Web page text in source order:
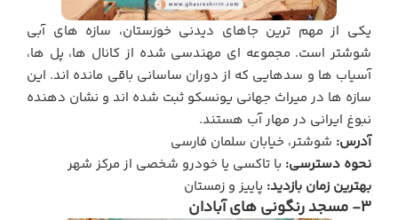
یکی از مهم ترین جاهای دیدنی خوزستان، سازه های آبی
شوشتر است. مجموعه ای مهندسی شده از کانال ها، پل ها،
آسیاب ها و سدهایی که از دوران ساسانی باقی مانده اند. این
سازه ها در میراث جهانی یونسکو ثبت شده اند و نشان دهنده
نبوغ ایرانی در مهار آب هستند.
آدرس: شوشتر، خیابان سلمان فارسی
نحوه دسترسی: با تاکسی یا خودرو شخصی از مرکز شهر
بهترین زمان بازدید: پاییز و زمستان
3- مسجد رنگونی های آبادان